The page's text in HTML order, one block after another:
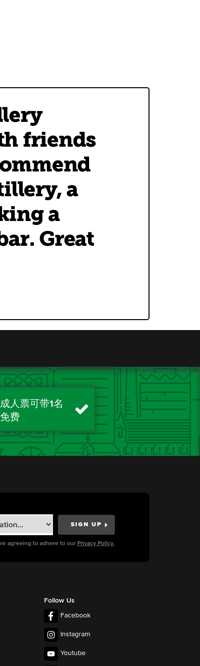
friends
a
a
Great
人票可带1名
费
agreeing to adhere to our Privacy Policy.
Follow Us
Facebook
Instagram
Youtube